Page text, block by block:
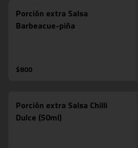
Porción extra Salsa
Barbeacue-piña
$800
Porción extra Salsa Chilli
Dulce (50ml)